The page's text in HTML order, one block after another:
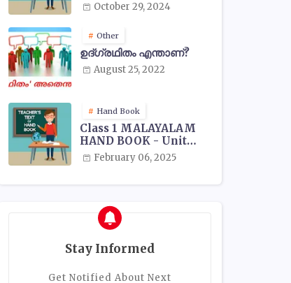
October 29, 2024
Other
ഉദ്ഗ്രഥിതം എന്താണ്?
August 25, 2022
Hand Book
Class 1 MALAYALAM
HAND BOOK - Unit
WiseFebruary 06, 2025
Stay Informed
Get Notified About Next